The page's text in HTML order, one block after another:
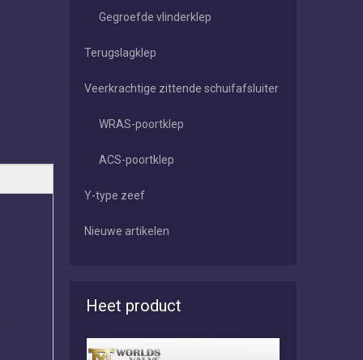
Gegroefde vlinderklep
Terugslagklep
Veerkrachtige zittende schuifafsluiter
WRAS-poortklep
ACS-poortklep
Y-type zeef
Nieuwe artikelen
Heet product